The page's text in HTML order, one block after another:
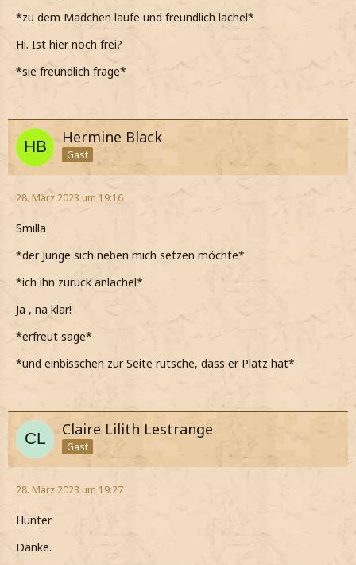
*zu dem Mädchen laufe und freundlich lächel*
Hi. Ist hier noch frei?
*sie freundlich frage*
Hermine Black
Gast
28. März 2023 um 19:16
Smilla
*der Junge sich neben mich setzen möchte*
*ich ihn zurück anlächel*
Ja , na klar!
*erfreut sage*
*und einbisschen zur Seite rutsche, dass er Platz hat*
Claire Lilith Lestrange
Gast
28. März 2023 um 19:27
Hunter
Danke.